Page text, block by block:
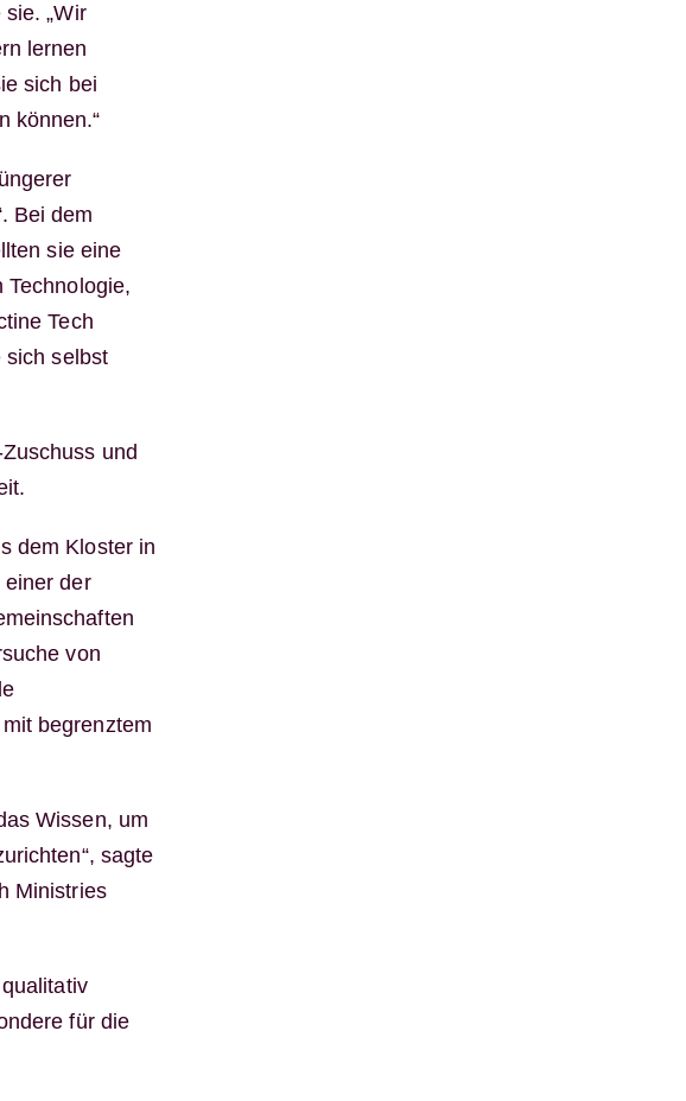
„Wir
lernen
sich bei
können.“
Bei dem
sie eine
Technologie,
Tech
sich selbst
und
dem Kloster in
einer der
von
begrenztem
Wissen, um
sagte
Ministries
für die